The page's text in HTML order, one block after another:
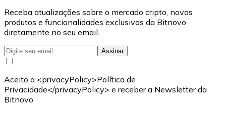
Receba atualizações sobre o mercado cripto, novos
produtos e funcionalidades exclusivas da Bitnovo
diretamente no seu email.
Assinar
Aceito a <privacyPolicy>Política de
Privacidade</privacyPolicy> e receber a Newsletter da
Bitnovo